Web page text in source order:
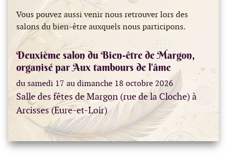
Vous pouvez aussi venir nous retrouver lors des
salons du bien-être auxquels nous participons.
Deuxième salon du Bien-être de Margon,
organisé par Aux tambours de l'âme
du samedi 17 au dimanche 18 octobre 2026
Salle des fêtes de Margon (rue de la Cloche) à
Arcisses (Eure-et-Loir)